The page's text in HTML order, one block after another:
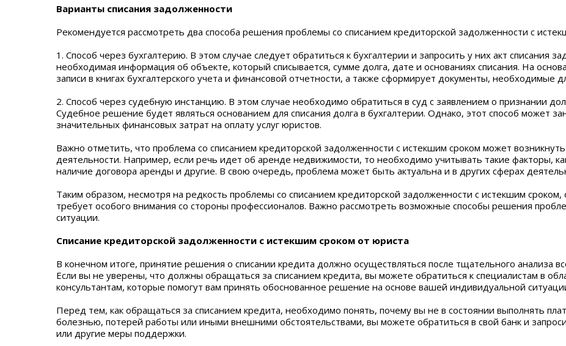
Варианты списания задолженности
Рекомендуется рассмотреть два способа решения проблемы со списанием кредиторской задолженности с
1. Способ через бухгалтерию. В этом случае следует обратиться к бухгалтерии и запросить у них акт списания
необходимая информация об объекте, который списывается, сумме долга, дате и основаниях списания. На
записи в книгах бухгалтерского учета и финансовой отчетности, а также сформирует документы, необходимые
2. Способ через судебную инстанцию. В этом случае необходимо обратиться в суд с заявлением о признании
Судебное решение будет являться основанием для списания долга в бухгалтерии. Однако, этот способ может
значительных финансовых затрат на оплату услуг юристов.
Важно отметить, что проблема со списанием кредиторской задолженности с истекшим сроком может
деятельности. Например, если речь идет об аренде недвижимости, то необходимо учитывать такие факторы,
наличие договора аренды и другие. В свою очередь, проблема может быть актуальна и в других сферах
Таким образом, несмотря на редкость проблемы со списанием кредиторской задолженности с истекшим
требует особого внимания со стороны профессионалов. Важно рассмотреть возможные способы решения
ситуации.
Списание кредиторской задолженности с истекшим сроком от юриста
В конечном итоге, принятие решения о списании кредита должно осуществляться после тщательного анализа
Если вы не уверены, что должны обращаться за списанием кредита, вы можете обратиться к специалистам в
консультантам, которые помогут вам принять обоснованное решение на основе вашей индивидуальной
Перед тем, как обращаться за списанием кредита, необходимо понять, почему вы не в состоянии выполнять
болезнью, потерей работы или иными внешними обстоятельствами, вы можете обратиться в свой банк и
или другие меры поддержки.